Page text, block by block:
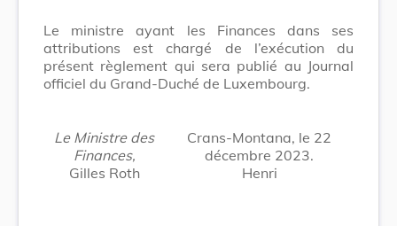
Le ministre ayant les Finances dans ses
attributions est chargé de l’exécution du
présent règlement qui sera publié au Journal
officiel du Grand-Duché de Luxembourg.
Le Ministre des
Finances,
Gilles Roth
Crans-Montana, le 22
décembre 2023.
Henri